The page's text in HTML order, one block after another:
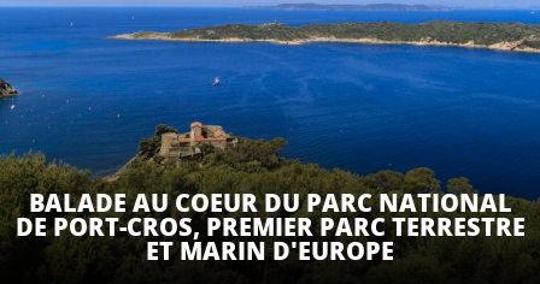
SÉJOURNER
BALADE AU COEUR DU PARC NATIONAL
DE PORT-CROS, PREMIER PARC TERRESTRE
ET MARIN D'EUROPE